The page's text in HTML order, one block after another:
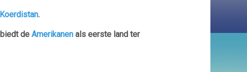
Koerdistan.
biedt de Amerikanen als eerste land ter